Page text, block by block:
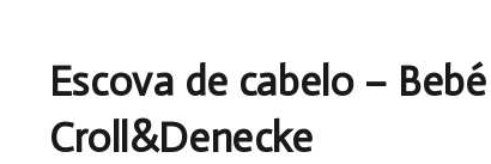
Escova de cabelo – Bebé |
Croll&Denecke